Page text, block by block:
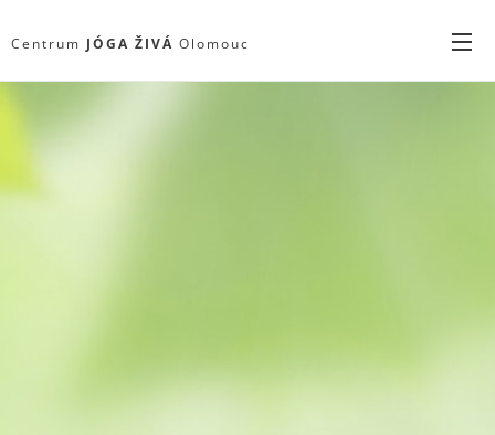
Centrum JÓGA ŽIVÁ Olomouc